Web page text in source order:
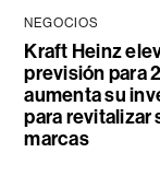
NEGOCIOS
Kraft Heinz
previsión para
aumenta su
para revitalizar
marcas